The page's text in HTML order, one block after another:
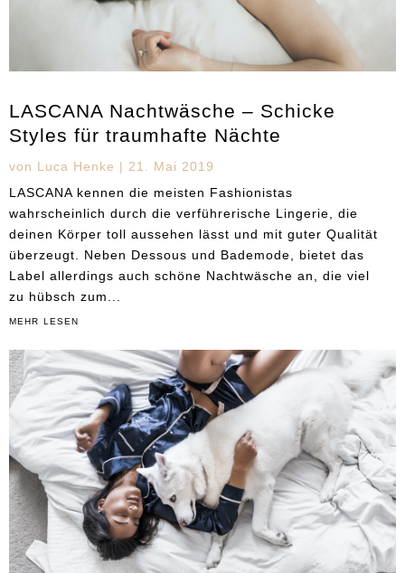
LASCANA Nachtwäsche – Schicke
Styles für traumhafte Nächte
von Luca Henke | 21. Mai 2019
LASCANA kennen die meisten Fashionistas
wahrscheinlich durch die verführerische Lingerie, die
deinen Körper toll aussehen lässt und mit guter Qualität
überzeugt. Neben Dessous und Bademode, bietet das
Label allerdings auch schöne Nachtwäsche an, die viel
zu hübsch zum...
mehr lesen